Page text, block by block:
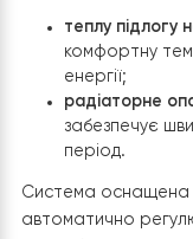
4. Монтаж
насосу
Внутрішній блок
було змонтовано
котельні, де
систему
автоматику та